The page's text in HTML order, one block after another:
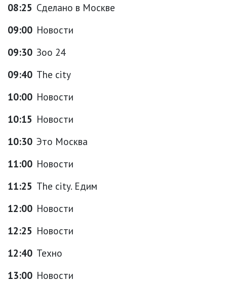
08:25 Сделано в Москве
09:00 Новости
09:30 Зоо 24
09:40 The city
10:00 Новости
10:15 Новости
10:30 Это Москва
11:00 Новости
11:25 The city. Едим
12:00 Новости
12:25 Новости
12:40 Техно
13:00 Новости